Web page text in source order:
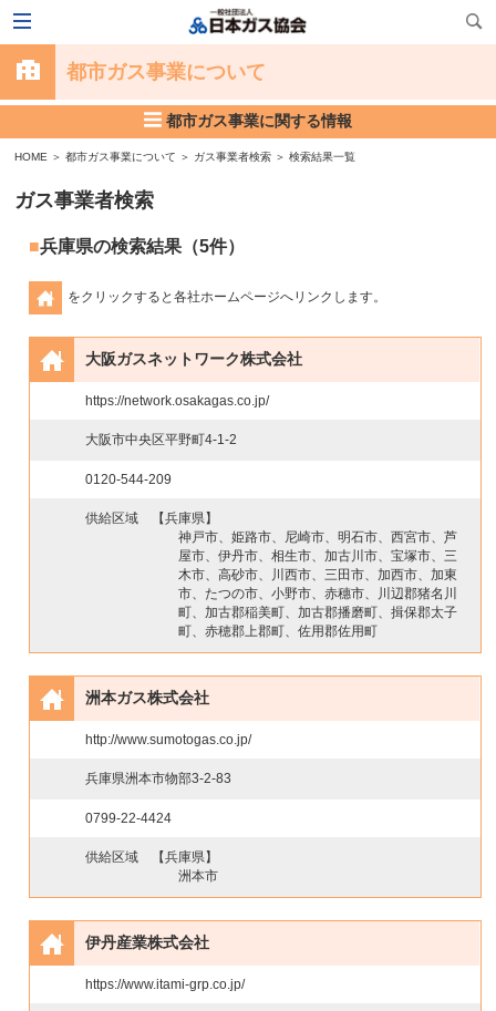
都市ガス事業について
都市ガス事業に関する情報
HOME ＞都市ガス事業について ＞ ガス事業者検索 ＞ 検索結果一覧
ガス事業者検索
兵庫県の検索結果（5件）
をクリックすると各社ホームページへリンクします。
大阪ガスネットワーク株式会社
https://network.osakagas.co.jp/
大阪市中央区平野町4-1-2
0120-544-209
供給区域
【兵庫県】
神戸市、姫路市、尼崎市、明石市、西宮市、芦
屋市、伊丹市、相生市、加古川市、宝塚市、三
木市、高砂市、川西市、三田市、加西市、加東
市、たつの市、小野市、赤穗市、川辺郡猪名川
町、加古郡稲美町、加古郡播磨町、揖保郡太子
町、赤穂郡上郡町、佐用郡佐用町
洲本ガス株式会社
http://www.sumotogas.co.jp/
兵庫県洲本市物部3-2-83
0799-22-4424
供給区域
【兵庫県】
洲本市
伊丹産業株式会社
https://www.itami-grp.co.jp/